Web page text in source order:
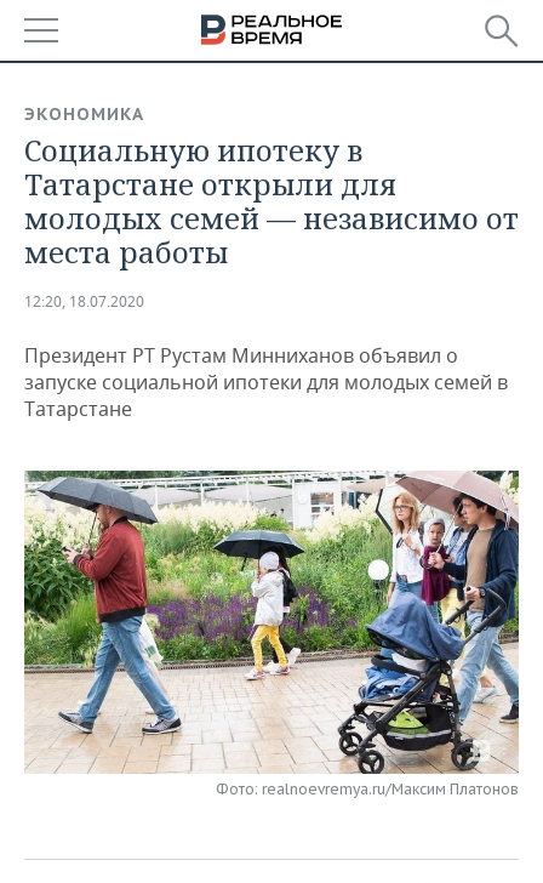
БАШКОРТОСТАН
ТАТАРСТАН
УДМУРТИЯ
НОВОСТИ
АНАЛИТИКА
НОВОСТИ АНАЛИТИКИ
ДЕКЛАРАЦИИ О ДОХОДАХ
КОРОЛИ ГОСЗАКАЗА ПФО
ВУЗЫ ТАТАРСТАНА
КОМУ ПРИНАДЛЕЖАТ
ТОРГОВЫЕ ЦЕНТРЫ
ТАТАРСТАНА
ЭКОНОМИКА
НОВОСТИ ЭКОНОМИКИ
ФИНАНСЫ
БАНКИ
БЮДЖЕТ
ИНВЕСТИЦИИ
ПРОМЫШЛЕННОСТЬ
НОВОСТИ
ПРОМЫШЛЕННОСТИ
МАШИНОСТРОЕНИЕ
НЕФТЕХИМИЯ
НЕФТЬ
ОПК
ЭНЕРГЕТИКА
НЕДВИЖИМОСТЬ
НОВОСТИ НЕДВИЖИМОСТИ
АВТО
НОВОСТИ АВТО
БИЗНЕС
НОВОСТИ БИЗНЕСА
РОЗНИЧНАЯ ТОРГОВЛЯ
ТРАНСПОРТ
УСЛУГИ
ТЕХНОЛОГИИ
НОВОСТИ ТЕХНОЛОГИЙ
IT
МЕДИА
ТЕЛЕКОММУНИКАЦИИ
МЕРОПРИЯТИЯ
НОВОСТИ МЕРОПРИЯТИЙ
ВЫЕЗДНАЯ РЕДАКЦИЯ
БИЗНЕС-БРАНЧИ
ОТКРЫТАЯ ЛЕКЦИЯ
СПОРТ
НОВОСТИ СПОРТА
ФУТБОЛ
БАСКЕТБОЛ
ОБЩЕСТВО
НОВОСТИ ОБЩЕСТВА
ИНФРАСТРУКТУРА
ФОТОГАЛЕРЕЯ
ЭКОНОМИКА
Социальную ипотеку в
Татарстане открыли для
молодых семей — независимо от
места работы
12:20, 18.07.2020
Президент РТ Рустам Минниханов объявил о
запуске социальной ипотеки для молодых семей в
Татарстане
Фото: realnoevremya.ru/Максим Платонов